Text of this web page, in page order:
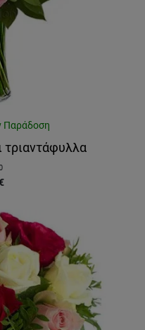
Παράδοση
τριαντάφυλλα